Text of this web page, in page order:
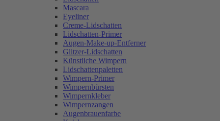
Mascara
Eyeliner
Creme-Lidschatten
Lidschatten-Primer
Augen-Make-up-Entferner
Glitzer-Lidschatten
Künstliche Wimpern
Lidschattenpaletten
Wimpern-Primer
Wimpernbürsten
Wimpernkleber
Wimpernzangen
Augenbrauenfarbe